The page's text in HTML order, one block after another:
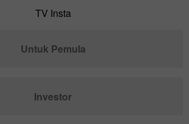
TV Insta
Untuk Pemula
Investor